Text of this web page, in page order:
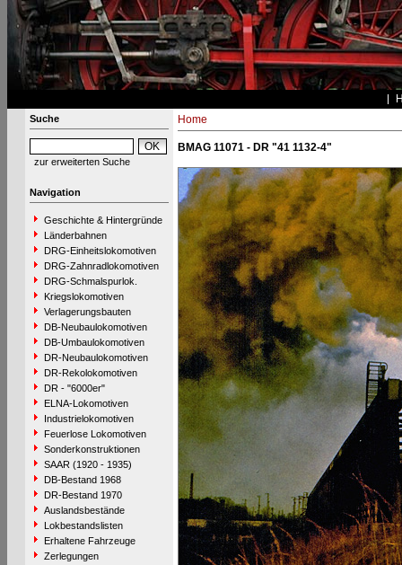
Suche
zur erweiterten Suche
Navigation
Geschichte & Hintergründe
Länderbahnen
DRG-Einheitslokomotiven
DRG-Zahnradlokomotiven
DRG-Schmalspurlok.
Kriegslokomotiven
Verlagerungsbauten
DB-Neubaulokomotiven
DB-Umbaulokomotiven
DR-Neubaulokomotiven
DR-Rekolokomotiven
DR - "6000er"
ELNA-Lokomotiven
Industrielokomotiven
Feuerlose Lokomotiven
Sonderkonstruktionen
SAAR (1920 - 1935)
DB-Bestand 1968
DR-Bestand 1970
Auslandsbestände
Lokbestandslisten
Erhaltene Fahrzeuge
Zerlegungen
Home
BMAG 11071 - DR "41 1132-4"